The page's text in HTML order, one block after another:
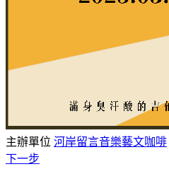
主辦單位 河岸留言音樂藝文咖啡
下一步